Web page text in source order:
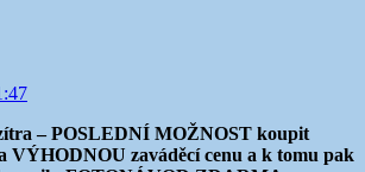
– POSLEDNÍ MOŽNOST koupit
VÝHODNOU zaváděcí cenu a k tomu pak